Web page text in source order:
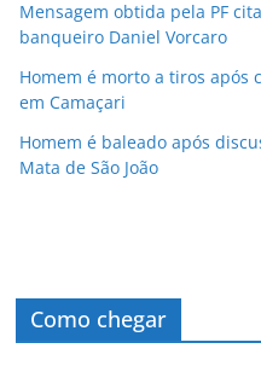
Mensagem obtida pela PF
banqueiro Daniel Vorcaro
Homem é morto a tiros após
em Camaçari
Homem é baleado após
Mata de São João
Como chegar